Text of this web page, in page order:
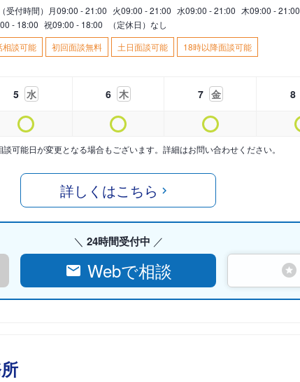
（受付時間） 月09:00 - 21:00 火09:00 - 21:00 水09:00 - 21:00 木09:00 - 21:00
- 18:00 祝09:00 - 18:00
（定休日）なし
相談可能
初回面談無料 土日面談可能 18時以降面談可能
5 水 6 木 7 金 8
可能日が変更となる場合もございます。詳細はお問い合わせください。
詳しくはこちら
24時間受付中
Webで相談